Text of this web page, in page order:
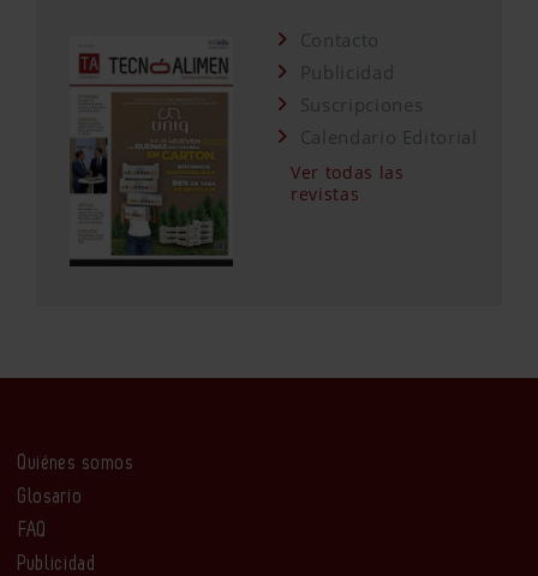
Contacto
Publicidad
Suscripciones
Calendario Editorial
Ver todas las
revistas
Quiénes somos
Glosario
FAQ
Publicidad